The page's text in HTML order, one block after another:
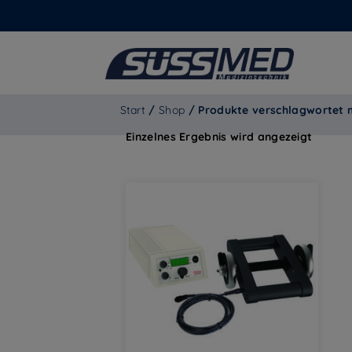
Start /Shop / Produkte verschlagwortet
Einzelnes Ergebnis wird angezeigt